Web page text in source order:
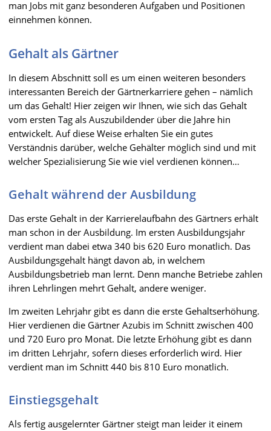
man Jobs mit ganz besonderen Aufgaben und Positionen
einnehmen können.
Gehalt als Gärtner
In diesem Abschnitt soll es um einen weiteren besonders
interessanten Bereich der Gärtnerkarriere gehen – nämlich
um das Gehalt! Hier zeigen wir Ihnen, wie sich das Gehalt
vom ersten Tag als Auszubildender über die Jahre hin
entwickelt. Auf diese Weise erhalten Sie ein gutes
Verständnis darüber, welche Gehälter möglich sind und mit
welcher Spezialisierung Sie wie viel verdienen können…
Gehalt während der Ausbildung
Das erste Gehalt in der Karrierelaufbahn des Gärtners erhält
man schon in der Ausbildung. Im ersten Ausbildungsjahr
verdient man dabei etwa 340 bis 620 Euro monatlich. Das
Ausbildungsgehalt hängt davon ab, in welchem
Ausbildungsbetrieb man lernt. Denn manche Betriebe zahlen
ihren Lehrlingen mehrt Gehalt, andere weniger.
Im zweiten Lehrjahr gibt es dann die erste Gehaltserhöhung.
Hier verdienen die Gärtner Azubis im Schnitt zwischen 400
und 720 Euro pro Monat. Die letzte Erhöhung gibt es dann
im dritten Lehrjahr, sofern dieses erforderlich wird. Hier
verdient man im Schnitt 440 bis 810 Euro monatlich.
Einstiegsgehalt
Als fertig ausgelernter Gärtner steigt man leider it einem